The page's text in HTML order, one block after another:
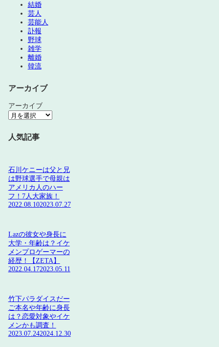
結婚
芸人
芸能人
訃報
野球
雑学
離婚
韓流
アーカイブ
アーカイブ
人気記事
石川ケニーは父と兄
は野球選手で母親は
アメリカ人のハー
フ！7人大家族！
2022.08.102023.07.27
Lazの彼女や身長に
大学・年齢は？イケ
メンプロゲーマーの
経歴！【ZETA】
2022.04.172023.05.11
竹下パラダイスだー
ご本名や年齢に身長
は？恋愛対象やイケ
メンかも調査！
2023.07.242024.12.30